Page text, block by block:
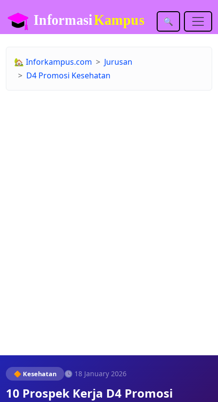
🔍
🏡 Inforkampus.com
Jurusan
D4 Promosi Kesehatan
🔶 Kesehatan 🕓 18 January 2026
10 Prospek Kerja D4 Promosi